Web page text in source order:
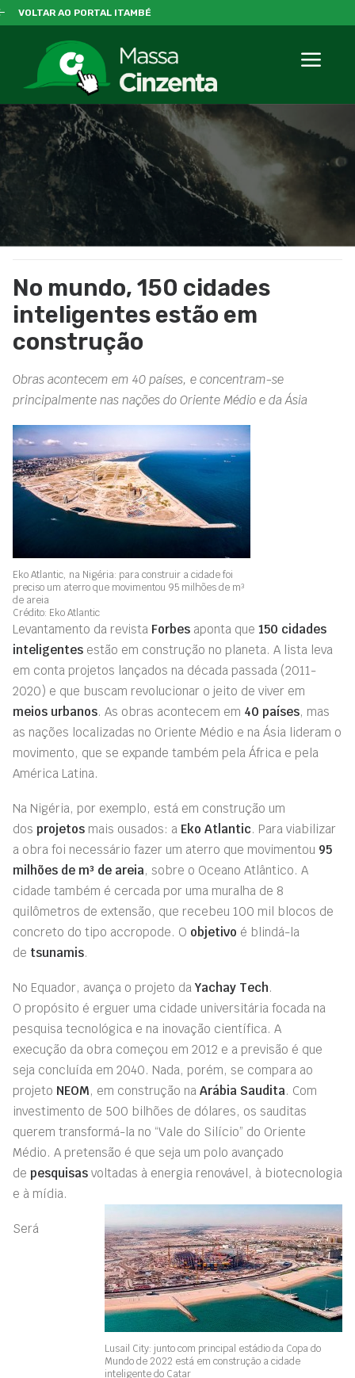
VOLTAR AO PORTAL ITAMBÉ
No mundo, 150 cidades
inteligentes estão em
construção
Obras acontecem em 40 países, e concentram-se
principalmente nas nações do Oriente Médio e da Ásia
Eko Atlantic, na Nigéria: para construir a cidade foi
preciso um aterro que movimentou 95 milhões de m³
de areia
Crédito: Eko Atlantic
Levantamento da revista Forbes aponta que 150 cidades
inteligentes estão em construção no planeta. A lista leva
em conta projetos lançados na década passada (2011-
2020) e que buscam revolucionar o jeito de viver em
meios urbanos. As obras acontecem em 40 países, mas
as nações localizadas no Oriente Médio e na Ásia lideram o
movimento, que se expande também pela África e pela
América Latina.
Na Nigéria, por exemplo, está em construção um
dos projetos mais ousados: a Eko Atlantic. Para viabilizar
a obra foi necessário fazer um aterro que movimentou 95
milhões de m³ de areia, sobre o Oceano Atlântico. A
cidade também é cercada por uma muralha de 8
quilômetros de extensão, que recebeu 100 mil blocos de
concreto do tipo accropode. O objetivo é blindá-la
de tsunamis.
No Equador, avança o projeto da Yachay Tech.
O propósito é erguer uma cidade universitária focada na
pesquisa tecnológica e na inovação científica. A
execução da obra começou em 2012 e a previsão é que
seja concluída em 2040. Nada, porém, se compara ao
projeto NEOM, em construção na Arábia Saudita. Com
investimento de 500 bilhões de dólares, os sauditas
querem transformá-la no “Vale do Silício” do Oriente
Médio. A pretensão é que seja um polo avançado
de pesquisas voltadas à energia renovável, à biotecnologia
e à mídia.
Lusail City: junto com principal estádio da Copa do
Mundo de 2022 está em construção a cidade
inteligente do Catar
Será